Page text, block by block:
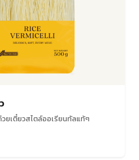
ยเตี๋ยวสไตล์ออเรียนทัลแท้ๆ